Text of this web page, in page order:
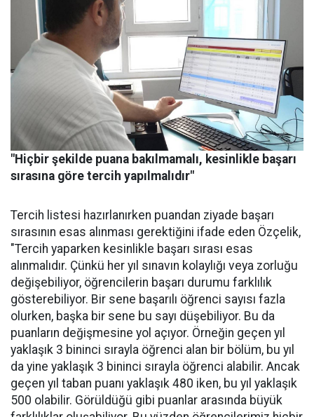
"Hiçbir şekilde puana bakılmamalı, kesinlikle başarı
sırasına göre tercih yapılmalıdır"
Tercih listesi hazırlanırken puandan ziyade başarı
sırasının esas alınması gerektiğini ifade eden Özçelik,
"Tercih yaparken kesinlikle başarı sırası esas
alınmalıdır. Çünkü her yıl sınavın kolaylığı veya zorluğu
değişebiliyor, öğrencilerin başarı durumu farklılık
gösterebiliyor. Bir sene başarılı öğrenci sayısı fazla
olurken, başka bir sene bu sayı düşebiliyor. Bu da
puanların değişmesine yol açıyor. Örneğin geçen yıl
yaklaşık 3 bininci sırayla öğrenci alan bir bölüm, bu yıl
da yine yaklaşık 3 bininci sırayla öğrenci alabilir. Ancak
geçen yıl taban puanı yaklaşık 480 iken, bu yıl yaklaşık
500 olabilir. Görüldüğü gibi puanlar arasında büyük